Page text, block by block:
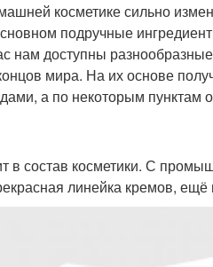
косметике сильно
подручные
нам доступны
мира. На их основе
а по некоторым пунктам
в состав косметики. С
линейка кремов,